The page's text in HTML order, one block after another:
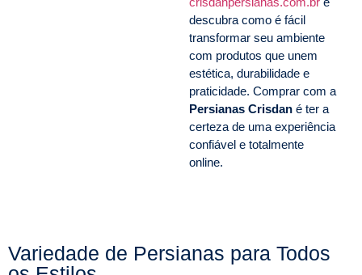
descubra como é fácil
transformar seu ambiente
com produtos que unem
estética, durabilidade e
praticidade. Comprar com a
Persianas Crisdan é ter a
certeza de uma experiência
confiável e totalmente
online.
Variedade de Persianas para Todos